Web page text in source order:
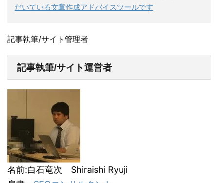
だいている文章作成アドバイスツールです
記事執筆/サイト管理者
記事執筆/サイト運営者
名前:白石竜次 Shiraishi Ryuji